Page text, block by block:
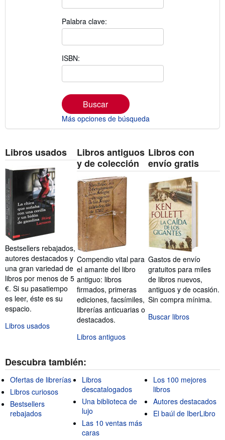
Palabra clave:
ISBN:
Buscar
Más opciones de búsqueda
Libros usados
Bestsellers rebajados,
autores destacados y
una gran variedad de
libros por menos de 5
€. Si su pasatiempo
es leer, éste es su
espacio.
Libros usados
Libros antiguos
y de colección
Compendio vital para
el amante del libro
antiguo: libros
firmados, primeras
ediciones, facsímiles,
librerías anticuarias o
destacados.
Libros antiguos
Libros con
envío gratis
Gastos de envío
gratuitos para miles
de libros nuevos,
antiguos y de ocasión.
Sin compra mínima.
Buscar libros
Descubra también:
Ofertas de librerías
Libros curiosos
Bestsellers
rebajados
Libros
descatalogados
Una biblioteca de
lujo
Las 10 ventas más
caras
Los 100 mejores
libros
Autores destacados
El baúl de IberLibro